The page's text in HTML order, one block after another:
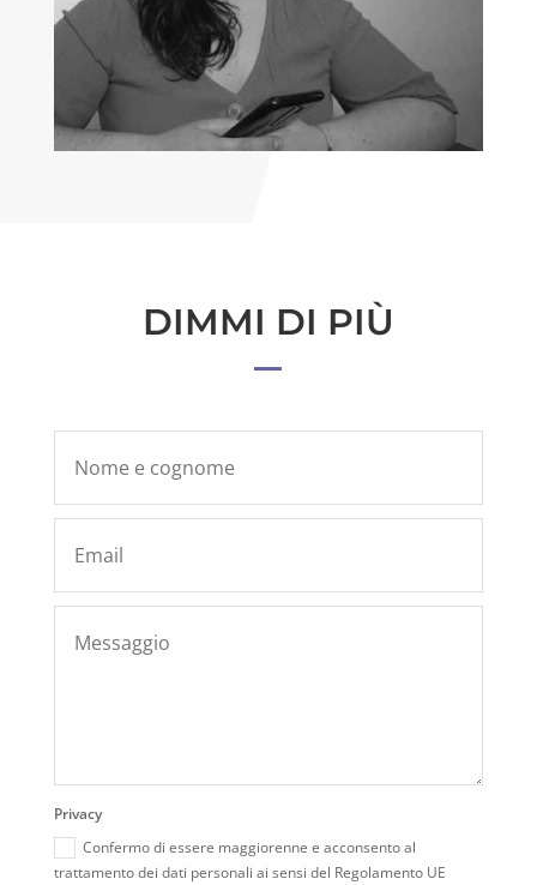
DIMMI DI PIÙ
Privacy
Confermo di essere maggiorenne e acconsento al
trattamento dei dati personali ai sensi del Regolamento UE